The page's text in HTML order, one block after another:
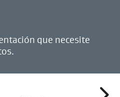
que necesite